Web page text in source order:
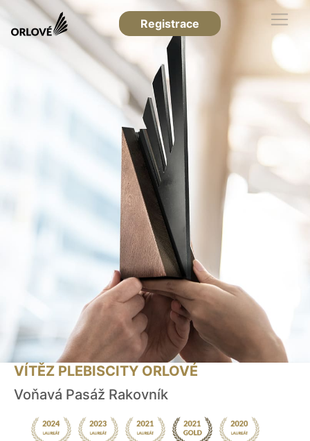
Registrace
VÍTĚZ PLEBISCITY ORLOVÉ
Voňavá Pasáž Rakovník